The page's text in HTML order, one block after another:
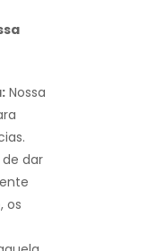
Nossa
dar
os